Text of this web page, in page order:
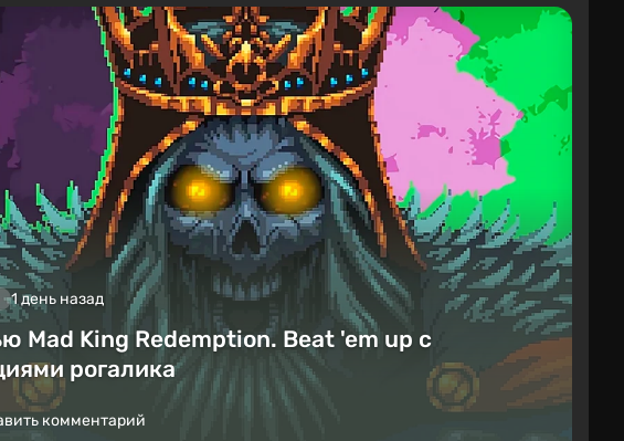
1 день назад
Mad King Redemption. Beat 'em up с
рогалика
комментарий